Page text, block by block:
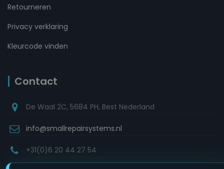
Retourneren
Privacy verklaring
Kleurcode vinden
Contact
De Waal 2C, 5684 PH, Best Nederland
info@smallrepairsystems.nl
+31(0)6 20 44 27 54